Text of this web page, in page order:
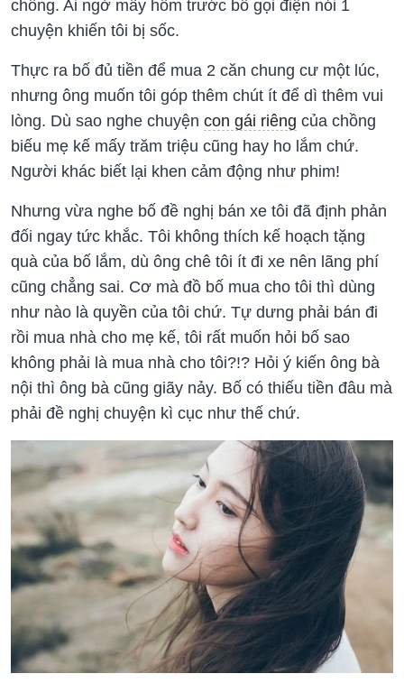
chồng. Ai ngờ mấy hôm trước bố gọi điện nói 1
chuyện khiến tôi bị sốc.
Thực ra bố đủ tiền để mua 2 căn chung cư một lúc,
nhưng ông muốn tôi góp thêm chút ít để dì thêm vui
lòng. Dù sao nghe chuyện con gái riêng của chồng
biếu mẹ kế mấy trăm triệu cũng hay ho lắm chứ.
Người khác biết lại khen cảm động như phim!
Nhưng vừa nghe bố đề nghị bán xe tôi đã định phản
đối ngay tức khắc. Tôi không thích kế hoạch tặng
quà của bố lắm, dù ông chê tôi ít đi xe nên lãng phí
cũng chẳng sai. Cơ mà đồ bố mua cho tôi thì dùng
như nào là quyền của tôi chứ. Tự dưng phải bán đi
rồi mua nhà cho mẹ kế, tôi rất muốn hỏi bố sao
không phải là mua nhà cho tôi?!? Hỏi ý kiến ông bà
nội thì ông bà cũng giãy nảy. Bố có thiếu tiền đâu mà
phải đề nghị chuyện kì cục như thế chứ.